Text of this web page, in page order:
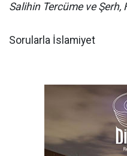
Salihin Tercüme ve Şerh,
Sorularla İslamiyet